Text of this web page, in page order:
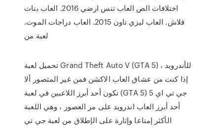
اختلافات الص العاب تنس ارضي 2016. العاب بنات
فلاش. العاب ليزي تاون 2015. العاب دراجات الموت.
لعبة من
تحميل لعبة Grand Theft Auto V (GTA 5) للأندرويد ،
إذا كنت من عشاق العاب الاكشن فمن غير المتصور ألا
تكون أحد أبرز اللاعبين في لعبة (GTA 5) جي تي اي 5
أحد أبرز العاب اندرويد على مر العصور ، وهي اللعبة
الأكثر إمتاعا وإثارة على الإطلاق من لعبة جي تي